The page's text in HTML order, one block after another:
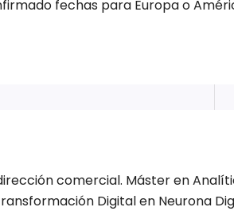
fechas para Europa o
comercial. Máster en
Digital en Neurona